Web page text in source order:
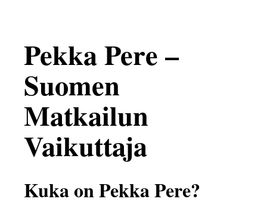
Pekka Pere –
Suomen
Matkailun
Vaikuttaja
Kuka on Pekka Pere?